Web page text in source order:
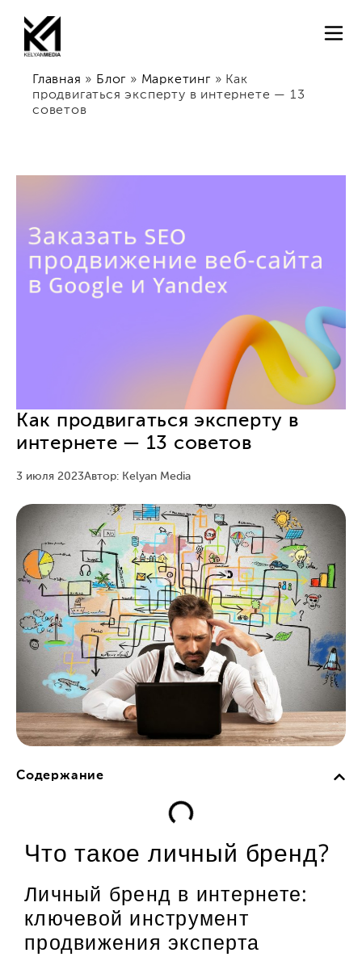
Главная » Блог » Маркетинг» Как
продвигаться эксперту в интернете — 13
советов
Как продвигаться эксперту в
интернете — 13 советов
3 июля 2023Автор: Kelyan Media
Содержание
Что такое личный бренд?
Личный бренд в интернете:
ключевой инструмент
продвижения эксперта